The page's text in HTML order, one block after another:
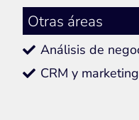
Otras áreas
Análisis de
CRM y marketing